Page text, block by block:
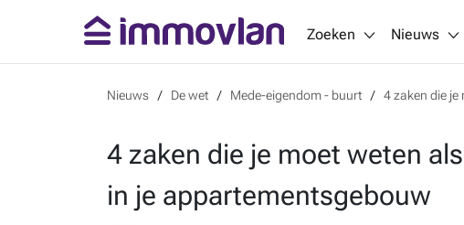
Zoeken Nieuws
Nieuws De wet Mede-eigendom - buurt 4 zaken die je
4 zaken die je moet weten
in je appartementsgebouw